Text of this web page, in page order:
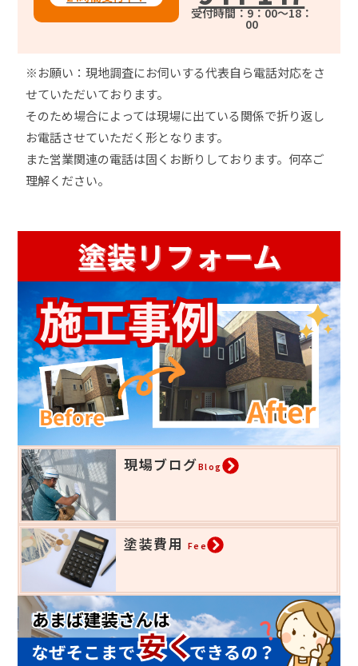
受付時間：9：00～18：
00
※お願い：現地調査にお伺いする代表自ら電話対応をさ
せていただいております。
そのため場合によっては現場に出ている関係で折り返し
お電話させていただく形となります。
また営業関連の電話は固くお断りしております。何卒ご
理解ください。
現場ブログBlog
塗装費用 Fee